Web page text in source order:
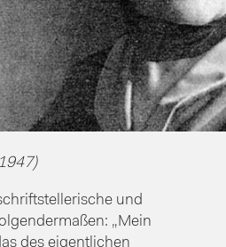
und
„Mein
des eigentlichen